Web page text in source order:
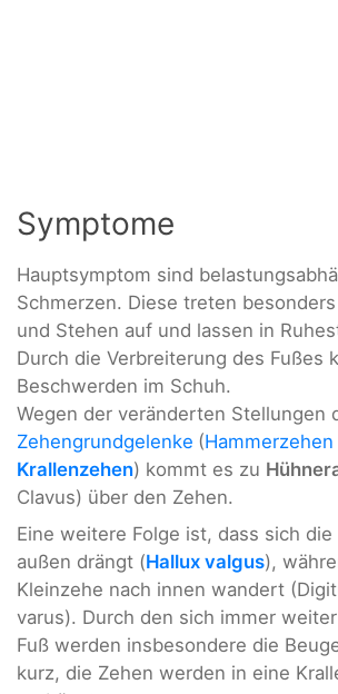
Symptome
Hauptsymptom sind
Schmerzen. Diese treten
und Stehen auf und lassen in
Durch die Verbreiterung des Fußes
Beschwerden im Schuh.
Wegen der veränderten Stellungen
Zehengrundgelenke (Hammerzehen
Krallenzehen) kommt es zu
Clavus) über den Zehen.
Eine weitere Folge ist, dass sich die
außen drängt (Hallux valgus),
Kleinzehe nach innen wandert
varus). Durch den sich immer
Fuß werden insbesondere die
kurz, die Zehen werden in eine